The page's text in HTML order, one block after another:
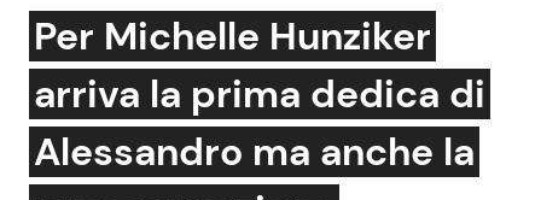
News e Cronaca
Attualità Italiana
Gossip e TV
Bellezze VIP
Per Michelle Hunziker
arriva la prima dedica di
Alessandro ma anche la